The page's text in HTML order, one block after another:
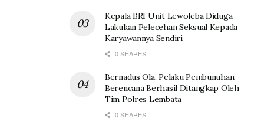
Kepala BRI Unit Lewoleba Diduga
Lakukan Pelecehan Seksual Kepada
Karyawannya Sendiri
0 SHARES
Bernadus Ola, Pelaku Pembunuhan
Berencana Berhasil Ditangkap Oleh
Tim Polres Lembata
0 SHARES